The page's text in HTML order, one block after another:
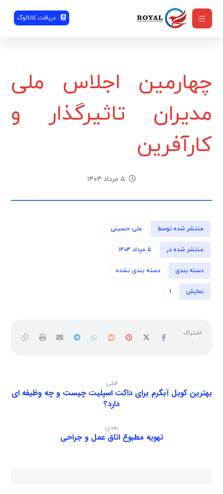
دریافت کاتالوگ
چهارمین اجلاس ملی
مدیران تاثیرگذار و
کارآفرین
۵ مرداد ۱۴۰۴
منتشر شده توسط علی حسینی
منتشر شده در ۵ مرداد ۱۴۰۴
دسته بندی دسته بندی نشده
نمایش 1
قبلی
بهترین کویل آبگرم برای داکت اسپلیت چیست و چه وظیفه ای
دارد؟
بعدی
تهویه مطبوع اتاق عمل و جراحی